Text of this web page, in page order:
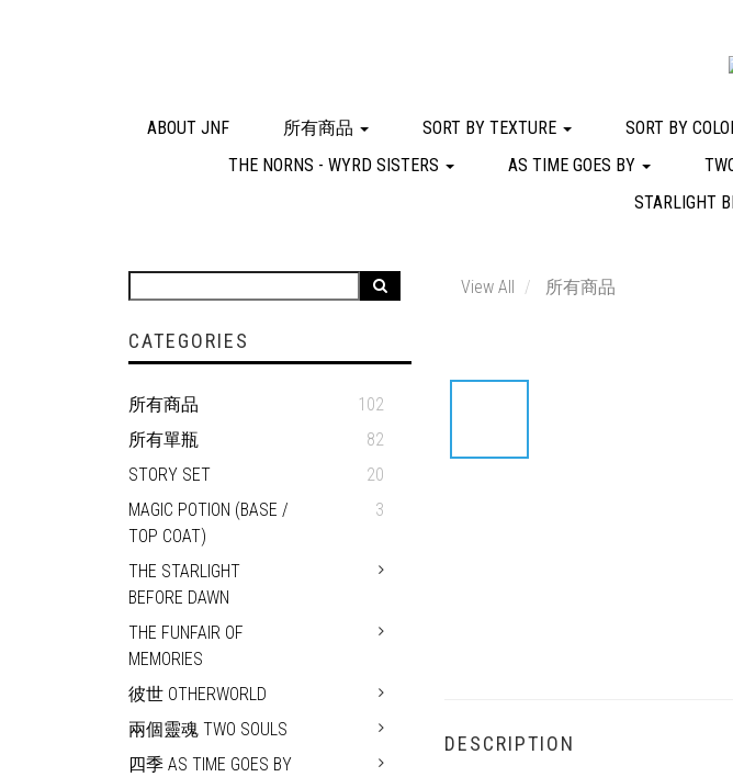
ABOUT JNF 所有商品 SORT BY TEXTURE SORT BY
THE NORNS - WYRD SISTERS
AS TIME GOES BY
STARLIGHT
CATEGORIES
所有商品
102
所有單瓶
82
STORY SET
20
MAGIC POTION (BASE /
TOP COAT)
3
THE STARLIGHT
BEFORE DAWN
THE FUNFAIR OF
MEMORIES
彼世 OTHERWORLD
兩個靈魂 TWO SOULS
四季 AS TIME GOES BY
View All 所有商品
DESCRIPTION